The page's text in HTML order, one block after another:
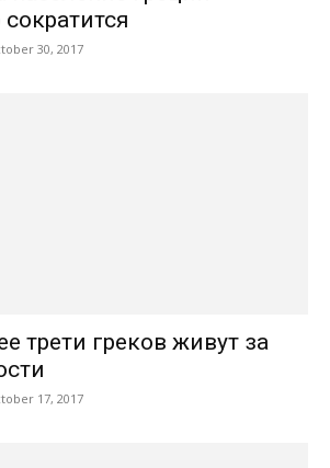
30, 2017
трети греков живут за
17, 2017